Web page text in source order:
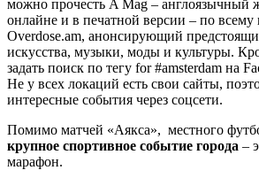
можно прочесть A Mag – англоязычный
онлайне и в печатной версии – по всему
Overdose.am, анонсирующий
искусства, музыки, моды и культуры.
задать поиск по тегу for #amsterdam на
Не у всех локаций есть свои сайты,
интересные события через соцсети.
Помимо матчей «Аякса», местного
крупное спортивное событие города –
марафон.